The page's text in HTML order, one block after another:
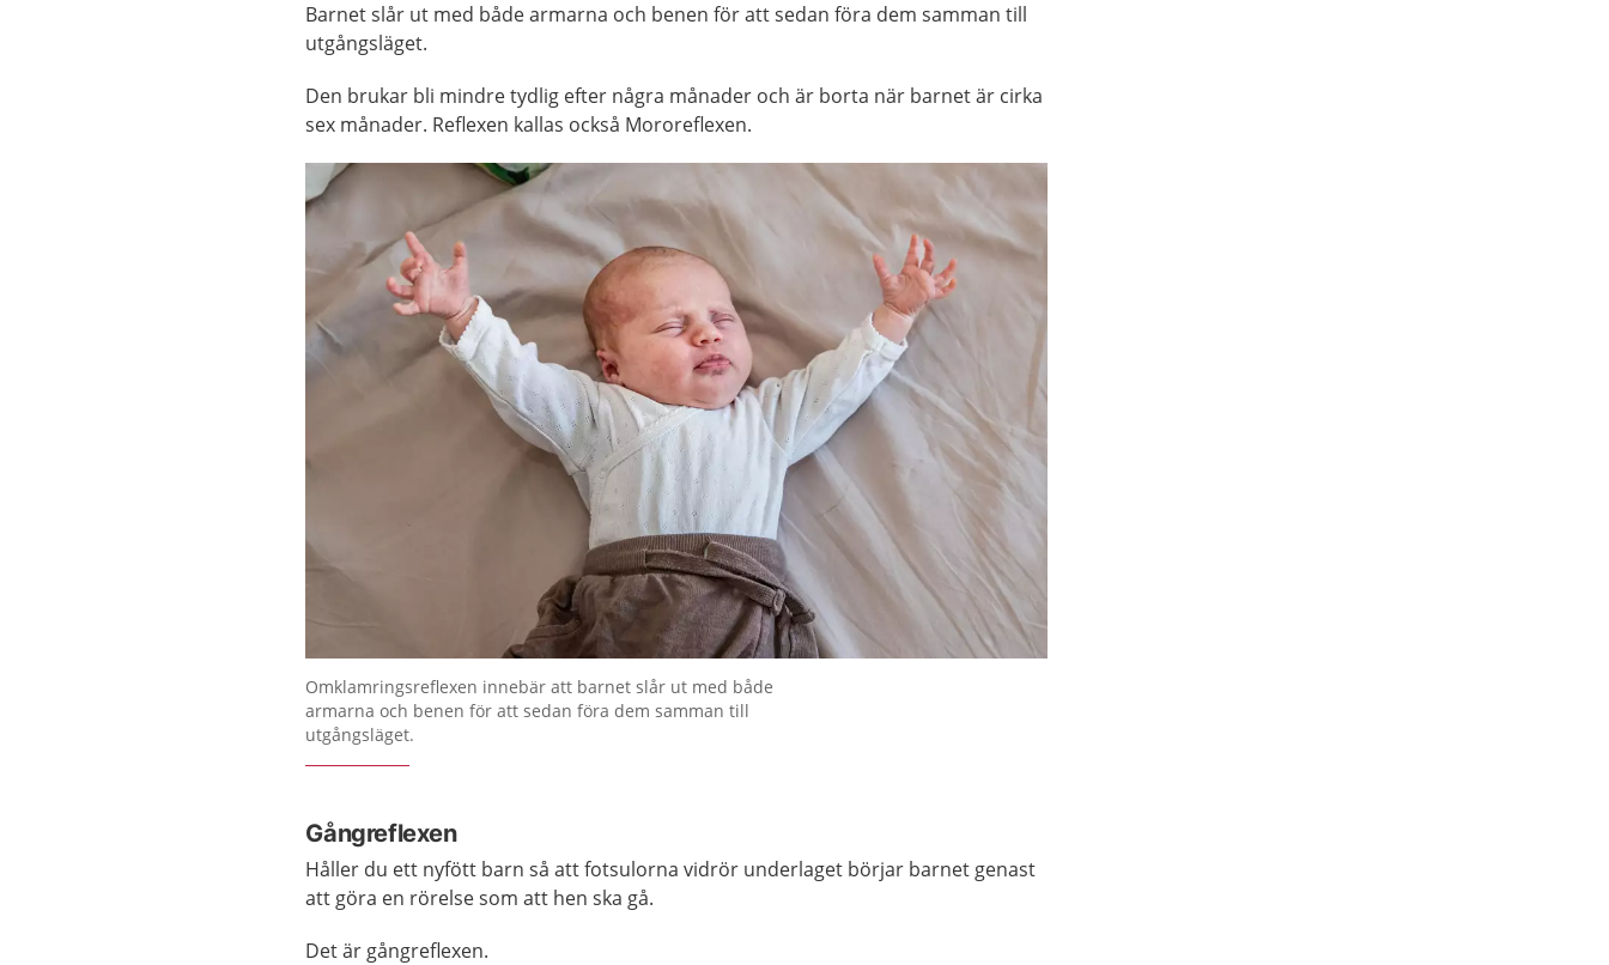
Barnet slår ut med både armarna och benen för att sedan föra dem samman till
utgångsläget.
Den brukar bli mindre tydlig efter några månader och är borta när barnet är cirka
sex månader. Reflexen kallas också Mororeflexen.
Omklamringsreflexen innebär att barnet slår ut med både
armarna och benen för att sedan föra dem samman till
utgångsläget.
Gångreflexen
Håller du ett nyfött barn så att fotsulorna vidrör underlaget börjar barnet genast
att göra en rörelse som att hen ska gå.
Det är gångreflexen.